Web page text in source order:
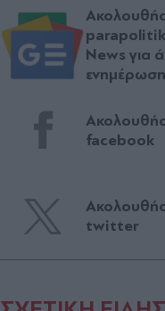
News για
ενημέρωση
facebook
twitter